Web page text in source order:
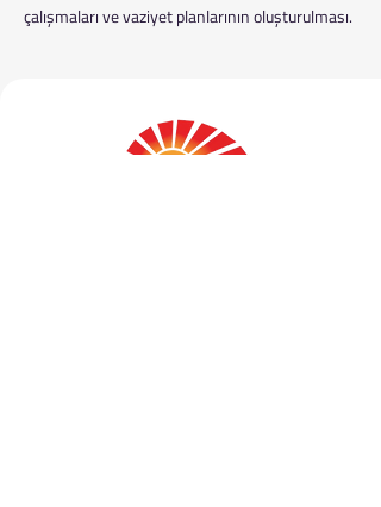
çalışmaları ve vaziyet planlarının oluşturulması.